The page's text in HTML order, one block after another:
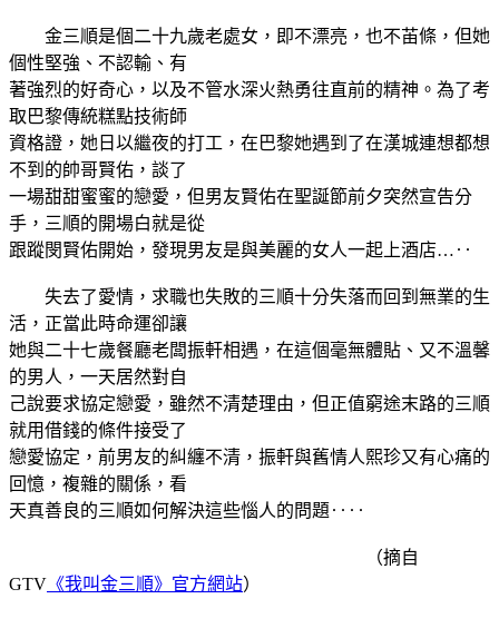
金三順是個二十九歲老處女，即不漂亮，也不苖條，但她
個性堅強、不認輸、有
著強烈的好奇心，以及不管水深火熱勇往直前的精神。為了考
取巴黎傳統糕點技術師
資格證，她日以繼夜的打工，在巴黎她遇到了在漢城連想都想
不到的帥哥賢佑，談了
一場甜甜蜜蜜的戀愛，但男友賢佑在聖誕節前夕突然宣告分
手，三順的開場白就是從
跟蹤閔賢佑開始，發現男友是與美麗的女人一起上酒店…‥
失去了愛情，求職也失敗的三順十分失落而回到無業的生
活，正當此時命運卻讓
她與二十七歲餐廳老闆振軒相遇，在這個毫無體貼、又不溫馨
的男人，一天居然對自
己說要求協定戀愛，雖然不清楚理由，但正值窮途末路的三順
就用借錢的條件接受了
戀愛協定，前男友的糾纏不清，振軒與舊情人熙珍又有心痛的
回憶，複雜的關係，看
天真善良的三順如何解決這些惱人的問題‥‥
（摘自
GTV 《我叫金三順》官方網站）